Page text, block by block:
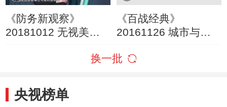
《防务新观察》
20181012 无视美国
《百战经典》
20161126 城市与战
第一集 狼烟起武陵
换一批
央视榜单